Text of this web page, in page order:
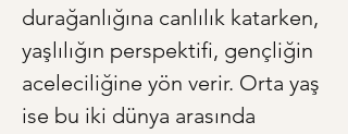
durağanlığına canlılık katarken,
yaşlılığın perspektifi, gençliğin
aceleciliğine yön verir. Orta yaş
ise bu iki dünya arasında